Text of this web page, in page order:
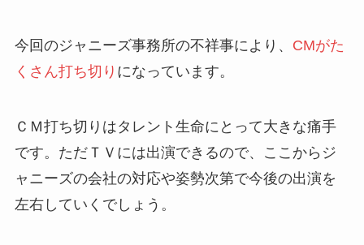
今回のジャニーズ事務所の不祥事により、 CMがた
くさん打ち切り になっています。
ＣＭ打ち切りはタレント生命にとって大きな痛手
です。ただＴＶには出演できるので、ここからジ
ャニーズの会社の対応や姿勢次第で今後の出演を
左右していくでしょう。